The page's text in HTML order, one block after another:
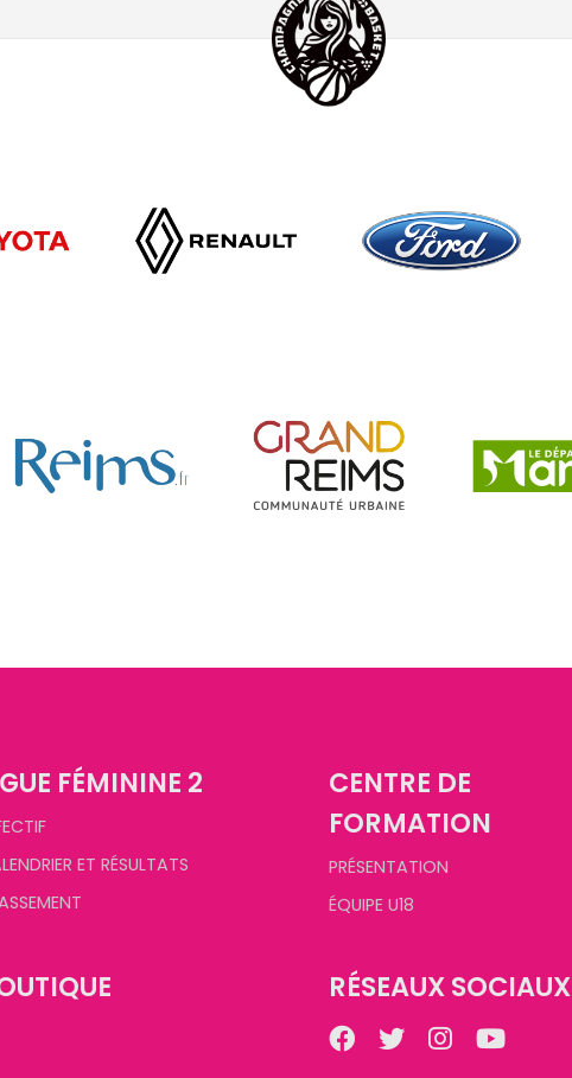
FÉMININE 2
ET RÉSULTATS
CENTRE DE
FORMATION
PRÉSENTATION
ÉQUIPE U18
RÉSEAUX SOCIAUX